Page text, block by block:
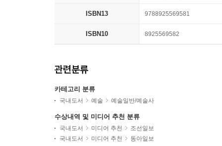
ISBN13 9788925569581
ISBN10 8925569582
관련분류
카테고리 분류
국내도서 예술 예술일반/예술사
수상내역 및 미디어 추천 분류
국내도서 미디어 추천
조선일보
국내도서
미디어 추천 동아일보